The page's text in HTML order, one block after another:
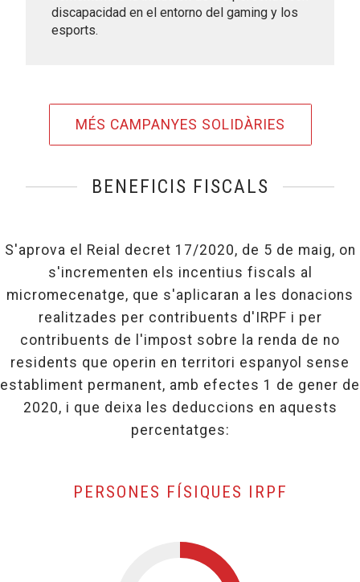
discapacidad en el entorno del gaming y los
esports.
MÉS CAMPANYES SOLIDÀRIES
BENEFICIS FISCALS
S'aprova el Reial decret 17/2020, de 5 de maig, on
s'incrementen els incentius fiscals al
micromecenatge, que s'aplicaran a les donacions
realitzades per contribuents d'IRPF i per
contribuents de l'impost sobre la renda de no
residents que operin en territori espanyol sense
establiment permanent, amb efectes 1 de gener de
2020, i que deixa les deduccions en aquests
percentatges:
PERSONES FÍSIQUES IRPF